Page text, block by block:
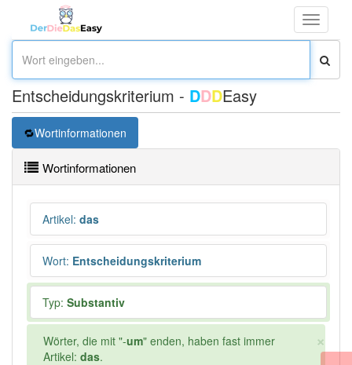
Toggle
Entscheidungskriterium - DDDEasy
Wortinformationen
Wortinformationen
Artikel: das
Wort: Entscheidungskriterium
Typ: Substantiv
×
Wörter, die mit "-um" enden, haben fast immer
Artikel: das.